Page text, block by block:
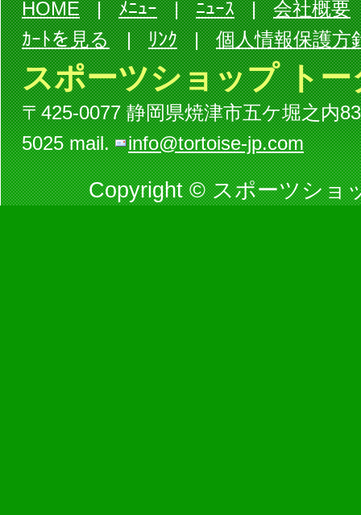
HOME|ﾒﾆｭｰ|ﾆｭｰｽ|会社概要
ｶｰﾄを見る|ﾘﾝｸ|個人情報保護方
スポーツショップ ト
〒425-0077 静岡県焼津市五ケ堀之内
5025 mail. info@tortoise-jp.com
Copyright © スポーツシ